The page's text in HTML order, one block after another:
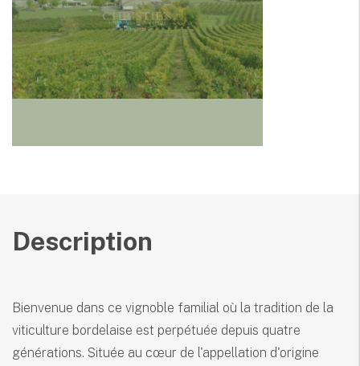
Description
Bienvenue dans ce vignoble familial où la tradition de la
viticulture bordelaise est perpétuée depuis quatre
générations. Située au cœur de l'appellation d'origine